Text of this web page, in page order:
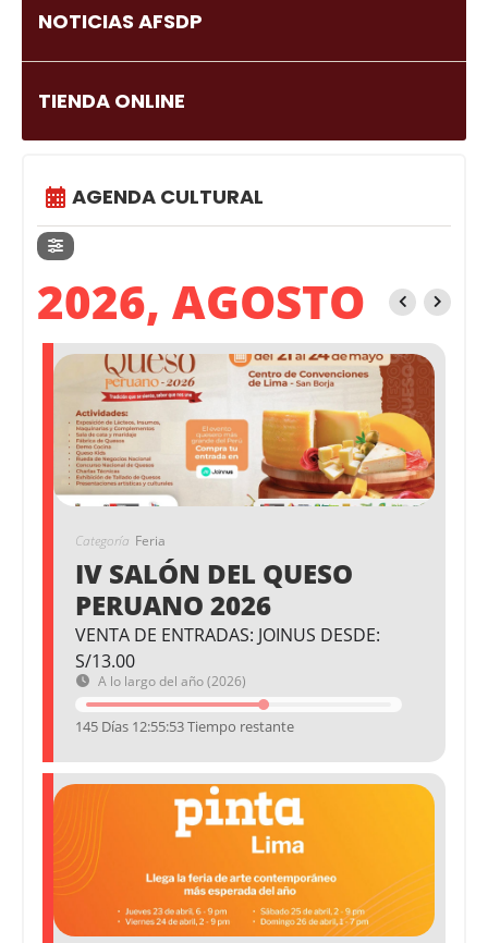
NOTICIAS AFSDP
TIENDA ONLINE
AGENDA CULTURAL
2026, AGOSTO
Categoría Feria
IV SALÓN DEL QUESO
PERUANO 2026
VENTA DE ENTRADAS: JOINUS DESDE:
S/13.00
A lo largo del año (2026)
145 Días 12:55:53 Tiempo restante